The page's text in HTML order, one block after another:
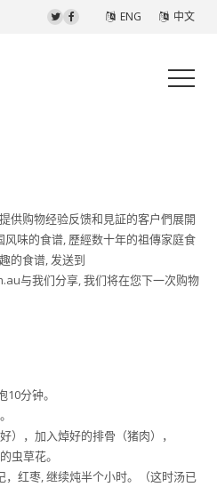
ENG 中文
供购物经验反馈和見証的客户們展開
味的食谱, 歷經数十年的祖傳家庭食
的食谱, 发送到
与我们分享, 我们将在您下一次购物
分钟。
），加入焯好的排骨（猪肉），
虫草花。
红枣, 继续炖半个小时。（这时汤已